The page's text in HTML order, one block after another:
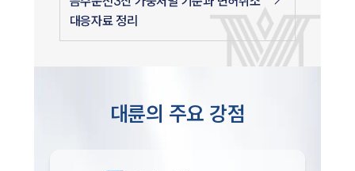
대응자료 정리
대륜의 주요 강점